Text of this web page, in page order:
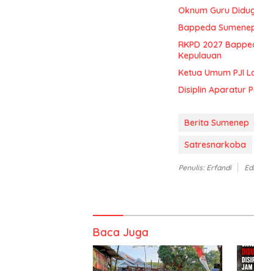
Oknum Guru
Bappeda
RKPD 2027
Kepulauan
Ketua Umum PJI
Disiplin Aparatur
Berita Sumenep
Satresnarkoba
Penulis: Erfandi
Baca Juga